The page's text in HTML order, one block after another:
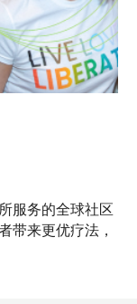
服务的全球社区
带来更优疗法，